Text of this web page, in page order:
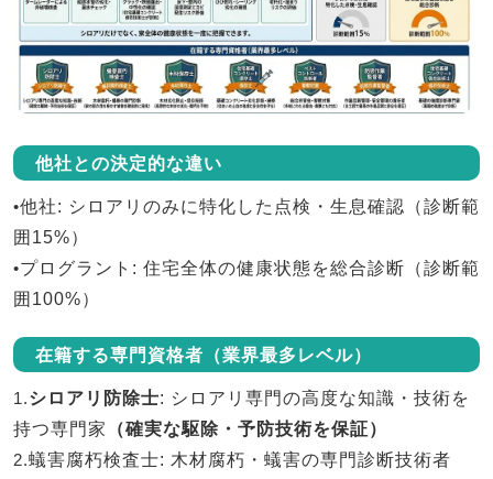
他社との決定的な違い
•他社: シロアリのみに特化した点検・生息確認（診断範
囲15%）
•プログラント : 住宅全体の健康状態を総合診断（診断範
囲100%）
在籍する専門資格者（業界最多レベル）
1.シロアリ防除士: シロアリ専門の高度な知識・技術を
持つ専門家
（確実な駆除・予防技術を保証）
2.蟻害腐朽検査士: 木材腐朽・蟻害の専門診断技術者